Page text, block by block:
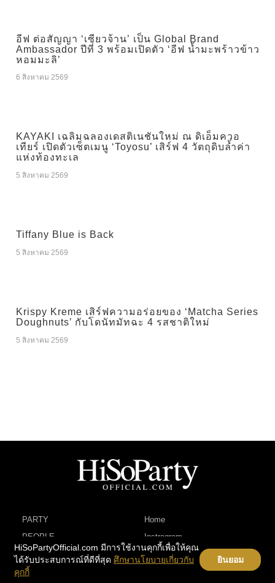
อีฟ ต่อสัญญา ‘เซียวจ้าน’ เป็น Global Brand
Ambassador ปีที่ 3 พร้อมเปิดตัว ‘อีฟ น้ำมะพร้าวข้าว
หอมมะลิ’
6 สิงหาคม 2569
KAYAKI เฉลิมฉลองเดสติเนชันใหม่ ณ ดิเอ็มควอ
เทียร์ เปิดตัวเซ็ตเมนู ‘Toyosu’ เสิร์ฟ 4 วัตถุดิบล้ำค่า
แห่งท้องทะเล
5 สิงหาคม 2569
Tiffany Blue is Back
5 สิงหาคม 2569
Krispy Kreme เสิร์ฟความอร่อยของ ‘Matcha Series
Doughnuts’ กับโดนัทมัทฉะ 4 รสชาติใหม่
5 สิงหาคม 2569
PARTY
PEOPLE
BEAUTY
LIFESTYLE
Home
Instragram
Contact
HiSoPartyOfficial.com มีการใช้งานคุกกี้เพื่อให้คุณ
ได้รับประสบการณ์ที่ดีที่สุด ศึกษานโยบายเกี่ยวกับ
คุกกี้
ยินยอม